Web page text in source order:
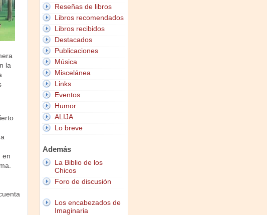
la
en
Reseñas de libros
Libros recomendados
Libros recibidos
Destacados
Publicaciones
Música
Miscelánea
Links
Eventos
Humor
ALIJA
Lo breve
Además
La Biblio de los
Chicos
Foro de discusión
Los encabezados de
Imaginaria